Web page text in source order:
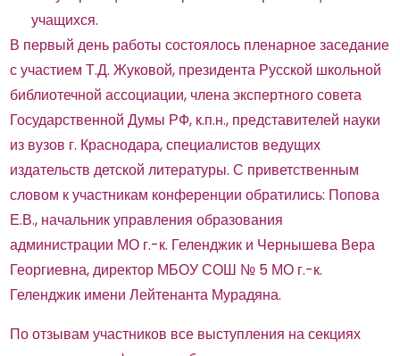
учащихся.
В первый день работы состоялось пленарное заседание
с участием Т.Д. Жуковой, президента Русской школьной
библиотечной ассоциации, члена экспертного совета
Государственной Думы РФ, к.п.н., представителей науки
из вузов г. Краснодара, специалистов ведущих
издательств детской литературы. С приветственным
словом к участникам конференции обратились: Попова
Е.В., начальник управления образования
администрации МО г.-к. Геленджик и Чернышева Вера
Георгиевна, директор МБОУ СОШ № 5 МО г.-к.
Геленджик имени Лейтенанта Мурадяна.
По отзывам участников все выступления на секциях